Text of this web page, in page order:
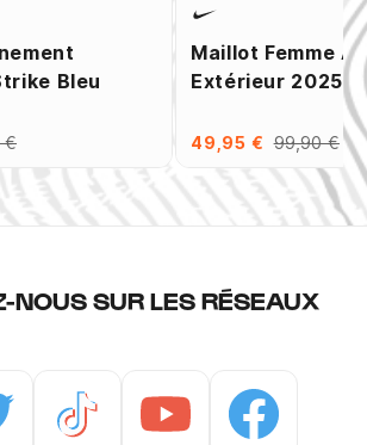
Bleu
€
Maillot Femme
Extérieur 2025
49,95 € 99,90 €
NOUS SUR LES RÉSEAUX